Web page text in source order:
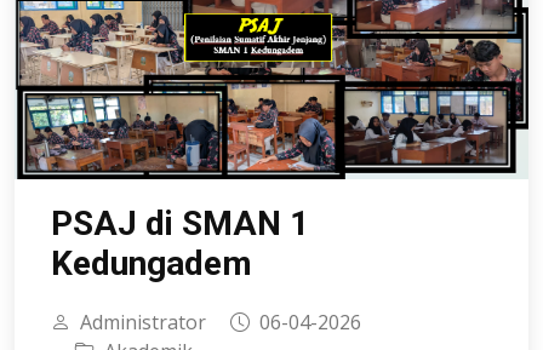
PSAJ di SMAN 1
Kedungadem
Administrator
06-04-2026